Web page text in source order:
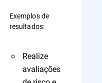
Exemplos de
resultados:
Realize
avaliações